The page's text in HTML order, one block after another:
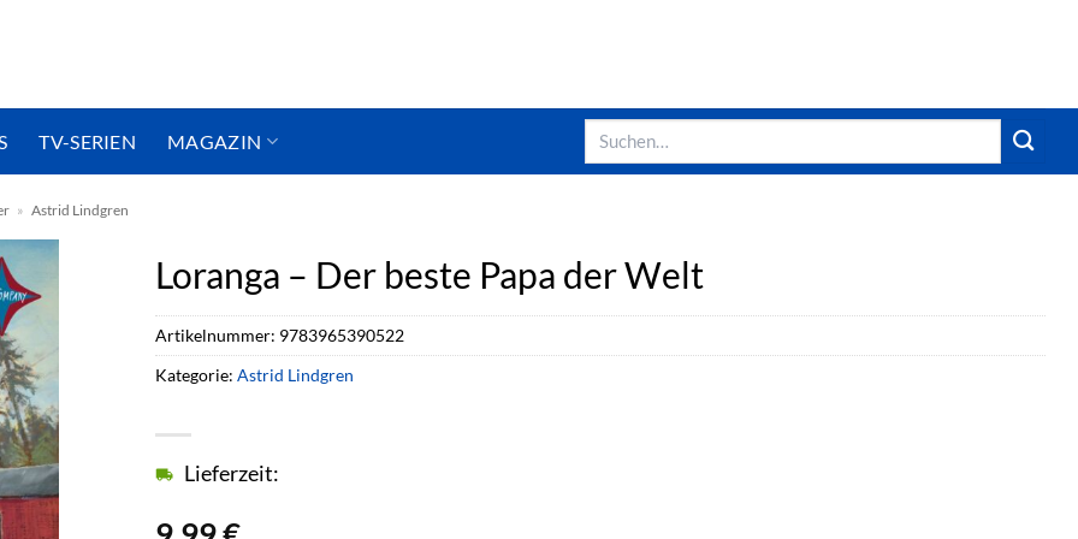
TV-SERIEN MAGAZIN
Suchen
» Astrid Lindgren
Loranga – Der beste Papa der Welt
Lieferzeit:
Artikelnummer: 9783965390522
Kategorie: Astrid Lindgren